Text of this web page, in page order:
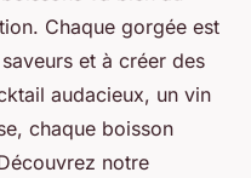
Chaque gorgée est
et à créer des
audacieux, un vin
chaque boisson
notre